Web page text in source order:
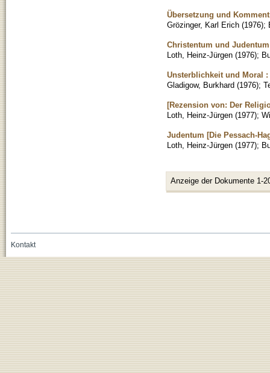
Übersetzung und
Grözinger, Karl Erich (1976);
Christentum und
Loth, Heinz-Jürgen (1976);
Unsterblichkeit und Moral
Gladigow, Burkhard (1976);
[Rezension von: Der
Loth, Heinz-Jürgen (1977);
Judentum [Die Pessach-
Loth, Heinz-Jürgen (1977);
Anzeige der Dokumente 1-
Kontakt